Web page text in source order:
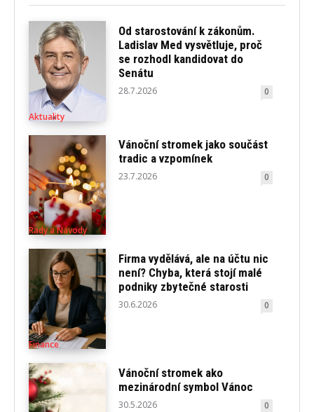
Aktuality
Od starostování k zákonům.
Ladislav Med vysvětluje, proč
se rozhodl kandidovat do
Senátu
28.7.2026 0
Rady a Návody
Vánoční stromek jako součást
tradic a vzpomínek
23.7.2026 0
Finance
Firma vydělává, ale na účtu nic
není? Chyba, která stojí malé
podniky zbytečné starosti
30.6.2026 0
Vánoční stromek ako
mezinárodní symbol Vánoc
30.5.2026 0